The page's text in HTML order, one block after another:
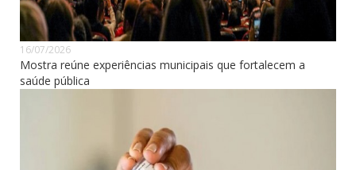
16/07/2026
Mostra reúne experiências municipais que fortalecem a
saúde pública